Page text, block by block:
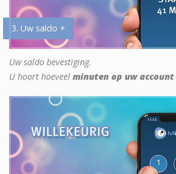
3. Uw saldo +
Uw saldo bevestiging.
U hoort hoeveel minuten op uw account